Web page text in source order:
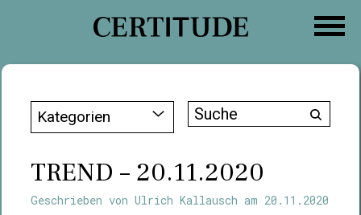
Kategorien
Suche
TREND – 20.11.2020
Geschrieben vonUlrich Kallausch am 20.11.2020